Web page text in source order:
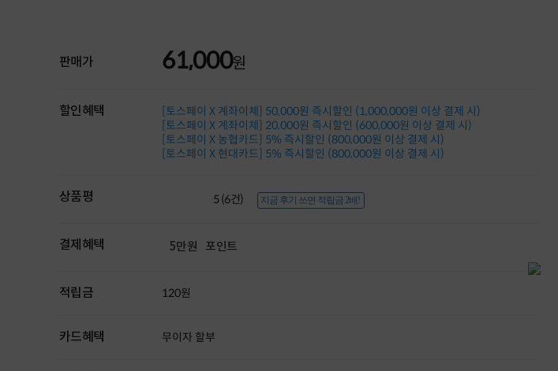
시스코 스위칭허브
누적 금액 별
적립금 페이백!
Dell 구매왕
판매가 61,000원
할인혜택
[토스페이 X 계좌이체] 50,000원 즉시할인 (1,000,000원 이상 결제 시)
[토스페이 X 계좌이체] 20,000원 즉시할인 (600,000원 이상 결제 시)
[토스페이 X 농협카드] 5% 즉시할인 (800,000원 이상 결제 시)
[토스페이 X 현대카드] 5% 즉시할인 (800,000원 이상 결제 시)
상품평 5 (6건) 지금 후기 쓰면 적립금 2배!
결제혜택 5만원 포인트
적립금 120원
카드혜택 무이자 할부